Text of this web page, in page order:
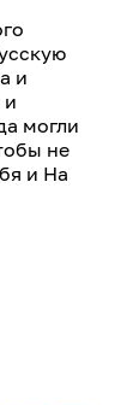
и
могли
не
и На